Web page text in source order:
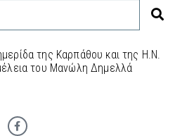
της Καρπάθου και της Η.Ν.
του Μανώλη Δημελλά